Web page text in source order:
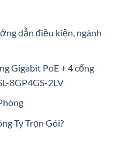
dẫn điều kiện, ngành
Gigabit PoE + 4 cổng
8GP4GS-2LV
Ty Trọn Gói?